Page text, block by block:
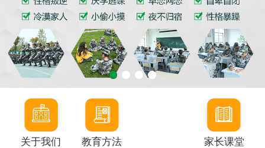
关于我们 教育方法 家长课堂